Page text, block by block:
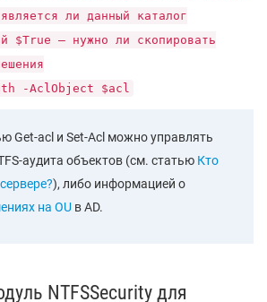
ли данный каталог
$True – нужно ли скопировать
-AclObject $acl
Get-acl и Set-Acl можно управлять
аудита объектов (см. статью Кто
), либо информацией о
на OU в AD.
NTFSSecurity для